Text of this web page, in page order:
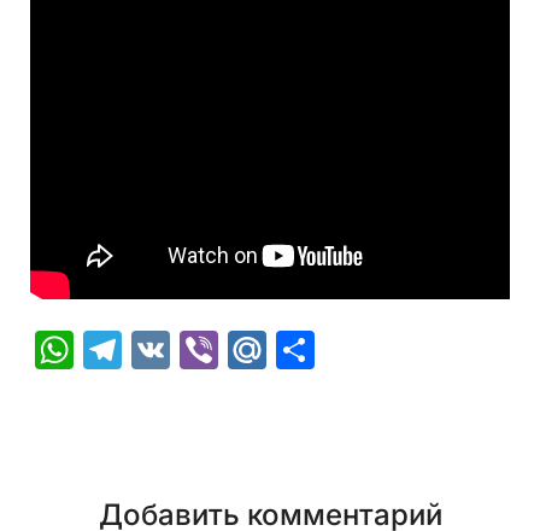
WhatsApp
Telegram
VK ViberMail.Ru
Добавить комментарий